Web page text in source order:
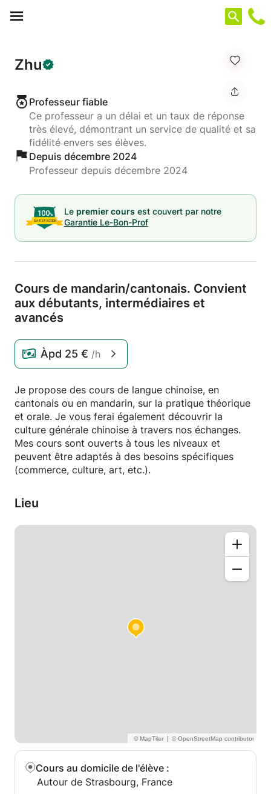
Zhu
Professeur fiable
Ce professeur a un délai et un taux de réponse
très élevé, démontrant un service de qualité et sa
fidélité envers ses élèves.
Depuis décembre 2024
Professeur depuis décembre 2024
Le premier cours est couvert par notre
Garantie Le-Bon-Prof
Cours de mandarin/cantonais. Convient
aux débutants, intermédiaires et
avancés
Àpd 25 € /h
Je propose des cours de langue chinoise, en
cantonais ou en mandarin, sur la pratique théorique
et orale. Je vous ferai également découvrir la
culture générale chinoise à travers nos échanges.
Mes cours sont ouverts à tous les niveaux et
peuvent être adaptés à des besoins spécifiques
(commerce, culture, art, etc.).
Lieu
|
Cours au domicile de l'élève :
Autour de Strasbourg, France